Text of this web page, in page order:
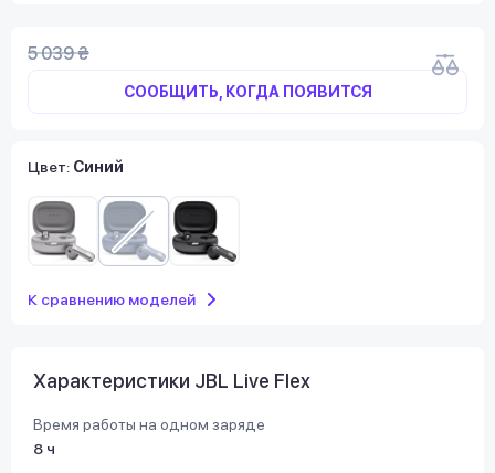
5 039 ₴
СООБЩИТЬ, КОГДА ПОЯВИТСЯ
Цвет: Синий
К сравнению моделей
Характеристики JBL Live Flex
Время работы на одном заряде
8 ч